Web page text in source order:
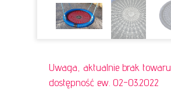
Uwaga, aktualnie brak towaru,
dostępność ew. 02-03.2022